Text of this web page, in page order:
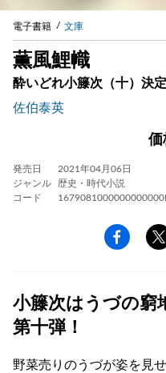
電子書籍 文庫
薫風鯉幟
酔いどれ小籐次（十）決
佐伯泰英
価
発売日
2021年04月06日
ジャンル
歴史・時代小説
コード
小籐次はうづの窮
第十弾！
野菜売りのうづが姿を見